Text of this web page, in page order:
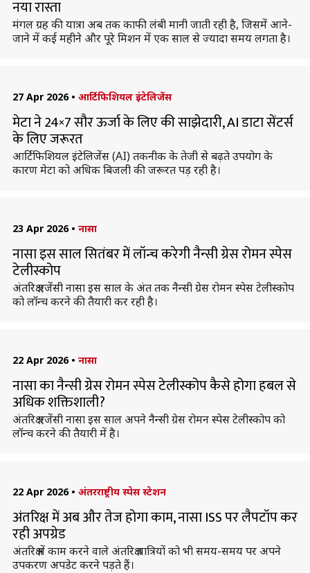
नया रास्ता
मंगल ग्रह की यात्रा अब तक काफी लंबी मानी जाती रही है, जिसमें आने-
जाने में कई महीने और पूरे मिशन में एक साल से ज्यादा समय लगता है।
27 Apr 2026 • आर्टिफिशियल इंटेलिजेंस
मेटा ने 24×7 सौर ऊर्जा के लिए की साझेदारी, AI डाटा सेंटर्स
के लिए जरूरत
आर्टिफिशियल इंटेलिजेंस (AI) तकनीक के तेजी से बढ़ते उपयोग के
कारण मेटा को अधिक बिजली की जरूरत पड़ रही है।
23 Apr 2026 • नासा
नासा इस साल सितंबर में लॉन्च करेगी नैन्सी ग्रेस रोमन स्पेस
टेलीस्कोप
अंतरिक्ष एजेंसी नासा इस साल के अंत तक नैन्सी ग्रेस रोमन स्पेस टेलीस्कोप
को लॉन्च करने की तैयारी कर रही है।
22 Apr 2026 • नासा
नासा का नैन्सी ग्रेस रोमन स्पेस टेलीस्कोप कैसे होगा हबल से
अधिक शक्तिशाली?
अंतरिक्ष एजेंसी नासा इस साल अपने नैन्सी ग्रेस रोमन स्पेस टेलीस्कोप को
लॉन्च करने की तैयारी में है।
22 Apr 2026 • अंतरराष्ट्रीय स्पेस स्टेशन
अंतरिक्ष में अब और तेज होगा काम, नासा ISS पर लैपटॉप कर
रही अपग्रेड
अंतरिक्ष में काम करने वाले अंतरिक्ष यात्रियों को भी समय-समय पर अपने
उपकरण अपडेट करने पड़ते हैं।